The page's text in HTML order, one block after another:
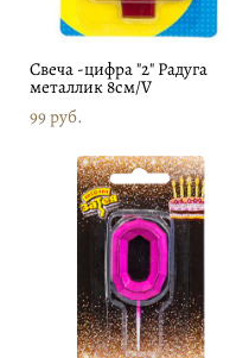
Свеча -цифра "2" Радуга
металлик 8см/V
99 pуб.